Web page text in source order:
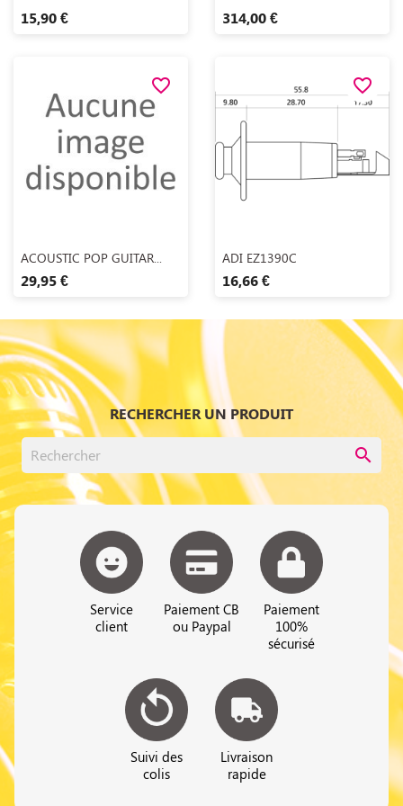
15,90 € 314,00 €
Aperçu rapide
ACOUSTIC POP GUITAR...
29,95 €
favorite_border
Aperçu rapide
ADI EZ1390C
16,66 €
favorite_border
RECHERCHER UN PRODUIT
search
Service
client
Paiement CB
ou Paypal
Paiement
100%
sécurisé
Suivi des
colis
Livraison
rapide